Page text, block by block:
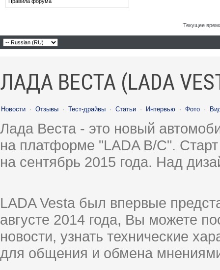
Текущее
ЛАДА ВЕСТА (LADA
Новости · Отзывы · Тест-драйвы · Статьи · Интервью · Фото ·
Лада Веста - это новый
на платформе "LADA B/C".
на сентябрь 2015 года. Над
LADA Vesta был впервые
августе 2014 года, Вы можете
новости, узнать технические
для общения и обмена